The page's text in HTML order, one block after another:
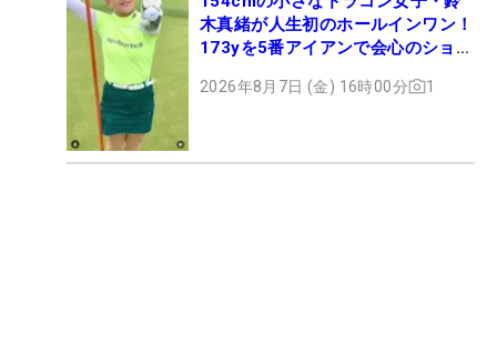
木真緒が人生初のホールインワン！
173yを5番アイアンで会心のショッ
2026年8月7日 (金) 16時00分 1